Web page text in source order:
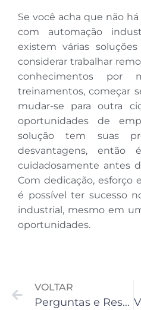
Se você acha que não
com automação
existem várias
considerar trabalhar
conhecimentos
treinamentos, começar
mudar-se para outra
oportunidades de
solução tem suas
desvantagens, então
cuidadosamente antes
Com dedicação, esforço
é possível ter sucesso
industrial, mesmo em
oportunidades.
VOLTAR
Perguntas e Respostas Sobre Projetos de Automação Industrial